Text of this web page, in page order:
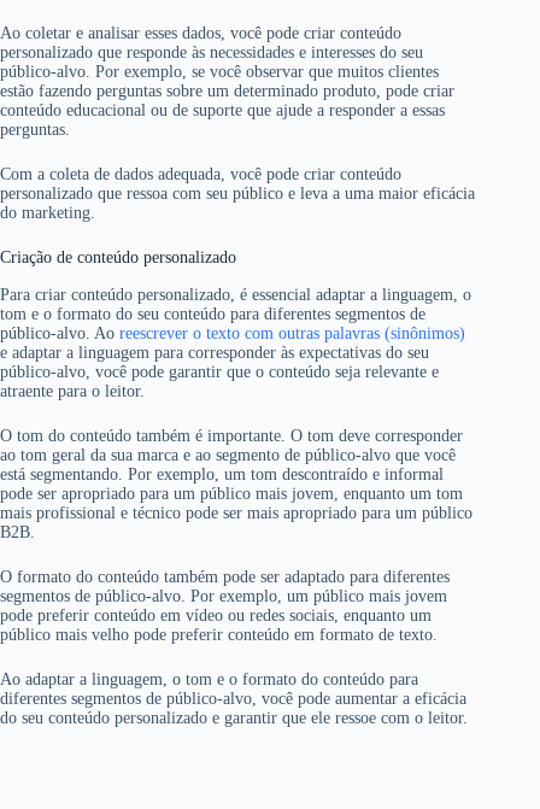
Ao coletar e analisar esses dados, você pode criar conteúdo
personalizado que responde às necessidades e interesses do seu
público-alvo. Por exemplo, se você observar que muitos clientes
estão fazendo perguntas sobre um determinado produto, pode criar
conteúdo educacional ou de suporte que ajude a responder a essas
perguntas.
Com a coleta de dados adequada, você pode criar conteúdo
personalizado que ressoa com seu público e leva a uma maior eficácia
do marketing.
Criação de conteúdo personalizado
Para criar conteúdo personalizado, é essencial adaptar a linguagem, o
tom e o formato do seu conteúdo para diferentes segmentos de
público-alvo. Ao reescrever o texto com outras palavras (sinônimos)
e adaptar a linguagem para corresponder às expectativas do seu
público-alvo, você pode garantir que o conteúdo seja relevante e
atraente para o leitor.
O tom do conteúdo também é importante. O tom deve corresponder
ao tom geral da sua marca e ao segmento de público-alvo que você
está segmentando. Por exemplo, um tom descontraído e informal
pode ser apropriado para um público mais jovem, enquanto um tom
mais profissional e técnico pode ser mais apropriado para um público
B2B.
O formato do conteúdo também pode ser adaptado para diferentes
segmentos de público-alvo. Por exemplo, um público mais jovem
pode preferir conteúdo em vídeo ou redes sociais, enquanto um
público mais velho pode preferir conteúdo em formato de texto.
Ao adaptar a linguagem, o tom e o formato do conteúdo para
diferentes segmentos de público-alvo, você pode aumentar a eficácia
do seu conteúdo personalizado e garantir que ele ressoe com o leitor.